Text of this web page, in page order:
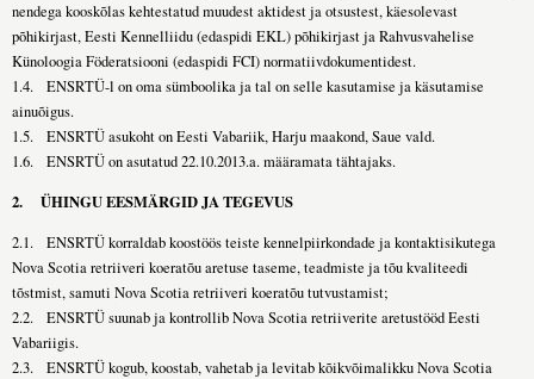
nendega kooskõlas kehtestatud muudest aktidest ja otsustest, käesolevast
põhikirjast, Eesti Kennelliidu (edaspidi EKL) põhikirjast ja Rahvusvahelise
Künoloogia Föderatsiooni (edaspidi FCI) normatiivdokumentidest.
1.4. ENSRTÜ-l on oma sümboolika ja tal on selle kasutamise ja käsutamise
ainuõigus.
1.5. ENSRTÜ asukoht on Eesti Vabariik, Harju maakond, Saue vald.
1.6. ENSRTÜ on asutatud 22.10.2013.a. määramata tähtajaks.
2. ÜHINGU EESMÄRGID JA TEGEVUS
2.1. ENSRTÜ korraldab koostöös teiste kennelpiirkondade ja kontaktisikutega
Nova Scotia retriiveri koeratõu aretuse taseme, teadmiste ja tõu kvaliteedi
tõstmist, samuti Nova Scotia retriiveri koeratõu tutvustamist;
2.2. ENSRTÜ suunab ja kontrollib Nova Scotia retriiverite aretustööd Eesti
Vabariigis.
2.3. ENSRTÜ kogub, koostab, vahetab ja levitab kõikvõimalikku Nova Scotia